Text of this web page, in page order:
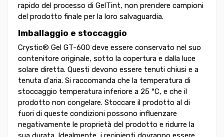
rapido del processo di GelTint, non prendere campioni
del prodotto finale per la loro salvaguardia.
Imballaggio e stoccaggio
Crystic® Gel GT-600 deve essere conservato nel suo
contenitore originale, sotto la copertura e dalla luce
solare diretta. Questi devono essere tenuti chiusi e a
tenuta d'aria. Si raccomanda che la temperatura di
stoccaggio temperatura inferiore a 25 °C, e che il
prodotto non congelare. Stoccare il prodotto al di
fuori di queste condizioni possono influenzare
negativamente le proprietà del prodotto e ridurre la